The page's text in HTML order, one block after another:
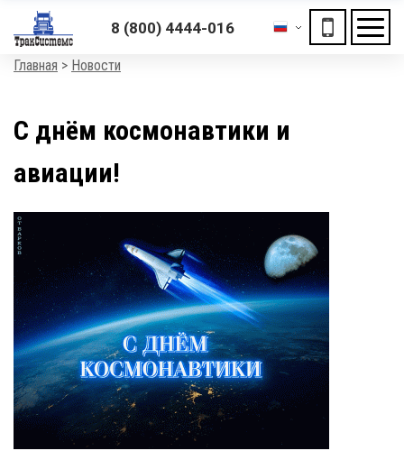
8 (800) 4444-016
Строка
Главная Новости
С днём космонавтики и
авиации!
«Получи скидку на отключение автомобиля»